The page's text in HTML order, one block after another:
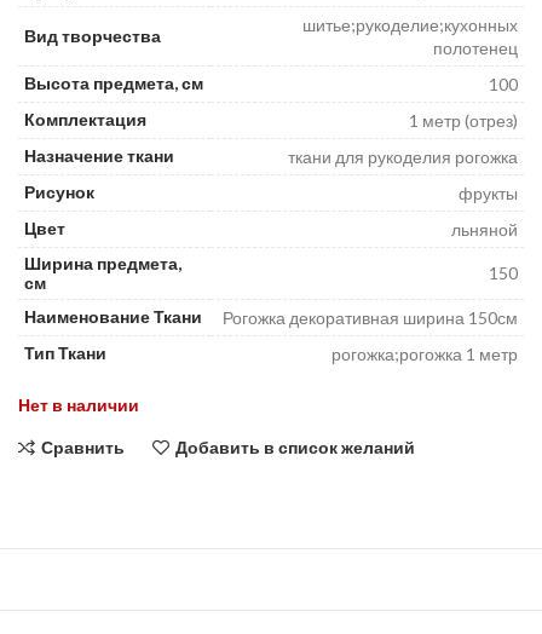
Вид творчества
шитье;рукоделие;кухонных
полотенец
Высота предмета, см
100
Комплектация
1 метр (отрез)
Назначение ткани
ткани для рукоделия рогожка
Рисунок
фрукты
Цвет
льняной
Ширина предмета,
см
150
Наименование Ткани
Рогожка декоративная ширина 150см
Тип Ткани
рогожка;рогожка 1 метр
Нет в наличии
Сравнить Добавить в список желаний